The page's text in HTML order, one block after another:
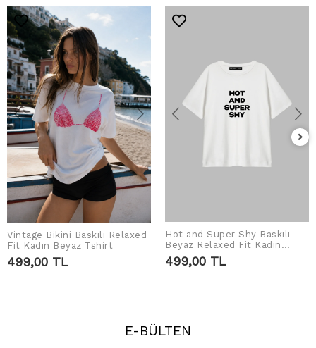
SEPETE EKLE
Vintage Bikini Baskılı Relaxed
Fit Kadın Beyaz Tshirt
499,00 TL
SEPETE EKLE
Hot and Super Shy Baskılı
Beyaz Relaxed Fit Kadın
Tshirt
499,00 TL
E-BÜLTEN